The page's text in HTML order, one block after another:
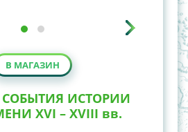
В МАГАЗИН
ИСТОРИИ
XVI – XVIII вв.